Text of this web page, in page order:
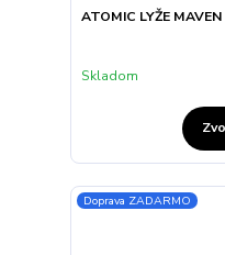
ATOMIC LYŽE
Skladom
Doprava ZADARMO